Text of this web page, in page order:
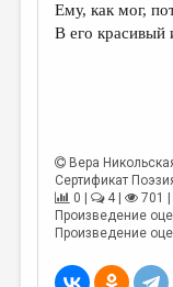
Ему, как мог,
В его красивый
Вера
Сертификат
0 |
4 | 701
Произведение
Произведение